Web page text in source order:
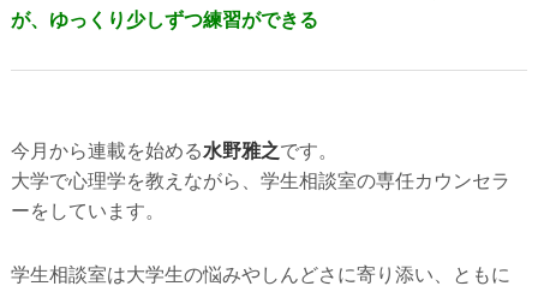
が、ゆっくり少しずつ練習ができる
今月から連載を始める水野雅之です。
大学で心理学を教えながら、学生相談室の専任カウンセラ
ーをしています。
学生相談室は大学生の悩みやしんどさに寄り添い、ともに